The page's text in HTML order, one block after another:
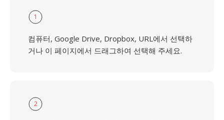
1
컴퓨터, Google Drive, Dropbox, URL에서 선택하
거나 이 페이지에서 드래그하여 선택해 주세요.
2